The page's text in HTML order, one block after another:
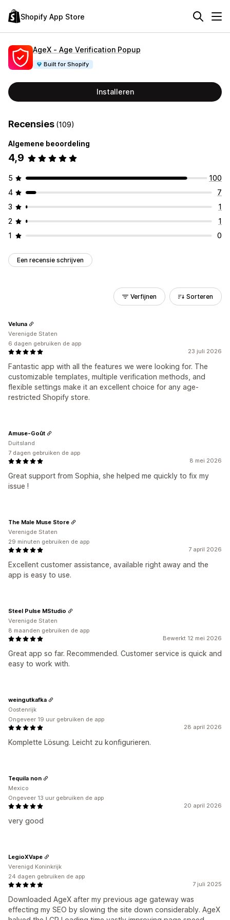
Shopify App Store
AgeX ‑ Age Verification Popup
Built for Shopify
Installeren
Recensies (109)
Algemene beoordeling
4,9
5
100
4
7
3
1
2
1
1
0
Een recensie schrijven
Verfijnen Sorteren
23 juli 2026
Fantastic app with all the features we were looking for. The
customizable templates, multiple verification methods, and
flexible settings make it an excellent choice for any age-
restricted Shopify store.
Veluna
Verenigde Staten
6 dagen gebruiken de app
8 mei 2026
Great support from Sophia, she helped me quickly to fix my
issue !
Amuse-Goût
Duitsland
7 dagen gebruiken de app
7 april 2026
Excellent customer assistance, available right away and the
app is easy to use.
The Male Muse Store
Verenigde Staten
29 minuten gebruiken de app
Bewerkt 12 mei 2026
Great app so far. Recommended. Customer service is quick and
easy to work with.
Steel Pulse MStudio
Verenigde Staten
8 maanden gebruiken de app
28 april 2026
Komplette Lösung. Leicht zu konfigurieren.
weingutkafka
Oostenrijk
Ongeveer 19 uur gebruiken de app
20 april 2026
very good
Tequila non
Mexico
Ongeveer 13 uur gebruiken de app
7 juli 2025
Downloaded AgeX after my previous age gateway was
effecting my SEO by slowing the site down considerably. AgeX
LegioXVape
Verenigd Koninkrijk
24 dagen gebruiken de app